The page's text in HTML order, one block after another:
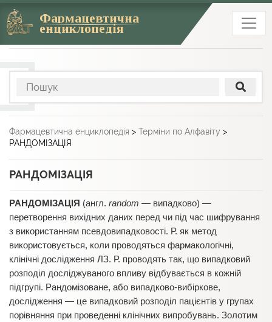
Фармацевтична
енциклопедія
Фармацевтична енциклопедія > Терміни по Алфавіту >
РАНДОМІЗАЦІЯ
РАНДОМІЗАЦІЯ
РАНДОМІЗАЦІЯ (англ. random — випадково) —
перетворення вихідних даних перед чи під час шифрування
з використанням псевдовипадковості. Р. як метод
використовується, коли проводяться фармакологічні,
клінічні дослідження ЛЗ. Р. проводять так, що випадковий
розподіл досліджуваного впливу відбувається в кожній
підгрупі. Рандомізоване, або випадково-вибіркове,
дослідження — це випадковий розподіл пацієнтів у групах
порівняння при проведенні клінічних випробувань. Золотим